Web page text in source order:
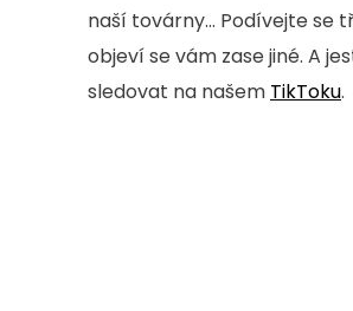
naší továrny... Podívejte se
objeví se vám zase jiné. A
sledovat na našem TikToku.